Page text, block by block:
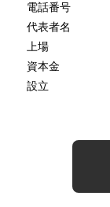
電話番号
代表者名
上場
資本金
設立